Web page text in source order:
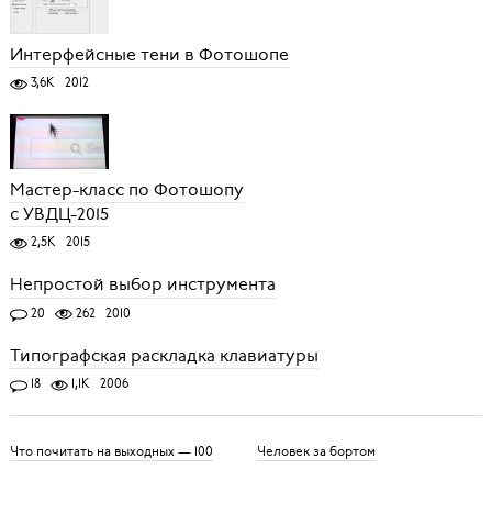
Интерфейсные тени в Фотошопе
3,6K 2012
Мастер-класс по Фотошопу
с УВДЦ-2015
2,5K 2015
Непростой выбор инструмента
20 262 2010
Типографская раскладка клавиатуры
18 1,1K 2006
Что почитать на выходных — 100 Человек за бортом